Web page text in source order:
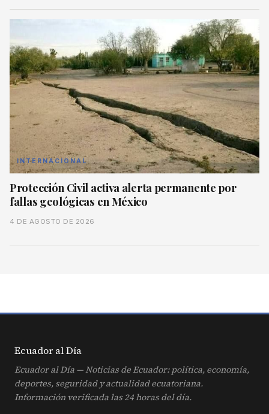
INTERNACIONAL
Protección Civil activa alerta permanente por
fallas geológicas en México
4 DE AGOSTO DE 2026
Ecuador alDía
Ecuador al Día — Noticias de Ecuador: política, economía,
deportes, seguridad y actualidad ecuatoriana.
Información verificada las 24 horas del día.